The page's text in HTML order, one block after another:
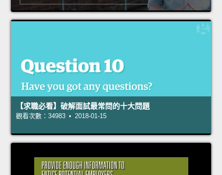
【求職必看】破解面試最常問的十大問題
觀看次數：34983 • 2018-01-15